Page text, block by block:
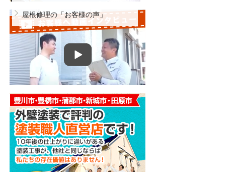
屋根修理の「お客様の声」